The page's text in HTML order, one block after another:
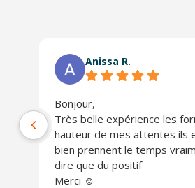
Anissa R.
Bonjour,
Très belle expérience les
hauteur de mes attentes ils
bien prennent le temps
dire que du positif
Merci ☺️